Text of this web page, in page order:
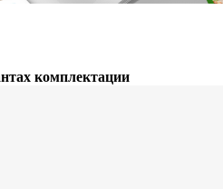
комплектации